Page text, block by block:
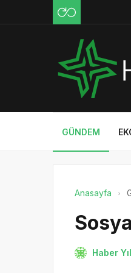
GÜNDEM
Anasayfa
Haber